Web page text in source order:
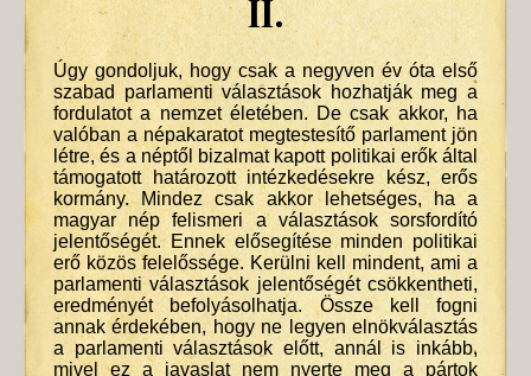
II.
Úgy gondoljuk, hogy csak a negyven év óta első
szabad parlamenti választások hozhatják meg a
fordulatot a nemzet életében. De csak akkor, ha
valóban a népakaratot megtestesítő parlament jön
létre, és a néptől bizalmat kapott politikai erők által
támogatott határozott intézkedésekre kész, erős
kormány. Mindez csak akkor lehetséges, ha a
magyar nép felismeri a választások sorsfordító
jelentőségét. Ennek elősegítése minden politikai
erő közös felelőssége. Kerülni kell mindent, ami a
parlamenti választások jelentőségét csökkentheti,
eredményét befolyásolhatja. Össze kell fogni
annak érdekében, hogy ne legyen elnökválasztás
a parlamenti választások előtt, annál is inkább,
mivel ez a javaslat nem nyerte meg a pártok